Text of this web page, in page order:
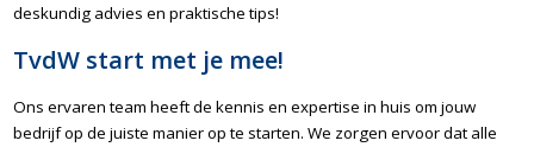
deskundig advies en praktische tips!
TvdW start met je mee!
Ons ervaren team heeft de kennis en expertise in huis om jouw
bedrijf op de juiste manier op te starten. We zorgen ervoor dat alle